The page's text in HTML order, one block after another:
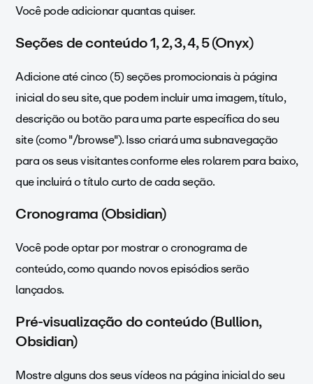
Você pode adicionar quantas quiser.
Seções de conteúdo 1, 2, 3, 4, 5 (Onyx)
Adicione até cinco (5) seções promocionais à página
inicial do seu site, que podem incluir uma imagem, título,
descrição ou botão para uma parte específica do seu
site (como "/browse"). Isso criará uma subnavegação
para os seus visitantes conforme eles rolarem para baixo,
que incluirá o título curto de cada seção.
Cronograma (Obsidian)
Você pode optar por mostrar o cronograma de
conteúdo, como quando novos episódios serão
lançados.
Pré-visualização do conteúdo (Bullion,
Obsidian)
Mostre alguns dos seus vídeos na página inicial do seu